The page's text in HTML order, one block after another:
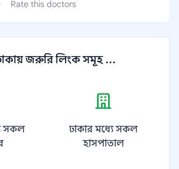
Rate this doctors
জরুরি লিংক সমূহ ...
সকল
ঢাকার মধ্যে সকল
হাসপাতাল